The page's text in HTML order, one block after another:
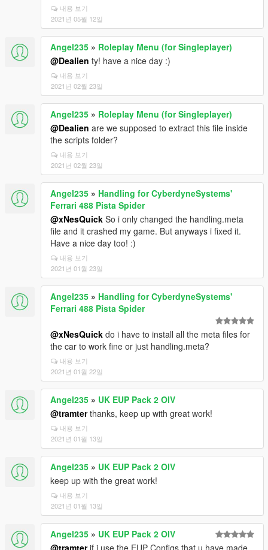
내용 보기
2021년 05월 12일
Angel235 » Roleplay Menu (for Singleplayer)
@Dealien ty! have a nice day :)
내용 보기
2021년 02월 23일
Angel235 » Roleplay Menu (for Singleplayer)
@Dealien are we supposed to extract this file inside
the scripts folder?
내용 보기
2021년 02월 23일
Angel235 » Handling for CyberdyneSystems'
Ferrari 488 Pista Spider
@xNesQuick So i only changed the handling.meta
file and it crashed my game. But anyways i fixed it.
Have a nice day too! :)
내용 보기
2021년 01월 23일
Angel235 » Handling for CyberdyneSystems'
Ferrari 488 Pista Spider
@xNesQuick do i have to install all the meta files for
the car to work fine or just handling.meta?
내용 보기
2021년 01월 22일
Angel235 » UK EUP Pack 2 OIV
@tramterthanks, keep up with great work!
내용 보기
2021년 01월 13일
Angel235 » UK EUP Pack 2 OIV
keep up with the great work!
내용 보기
2021년 01월 13일
Angel235 » UK EUP Pack 2 OIV
@tramterif i use the EUP Configs that u have made